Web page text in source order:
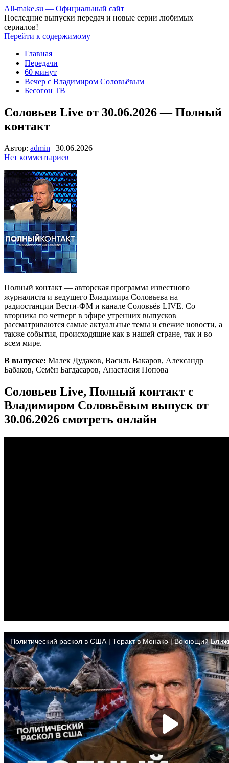
All-make.su — Официальный сайт
Последние выпуски передач и новые серии любимых
сериалов!
Перейти к содержимому
Главная
Передачи
60 минут
Вечер с Владимиром Соловьёвым
Бесогон ТВ
Соловьев Live от 30.06.2026 — Полный
контакт
Автор: admin | 30.06.2026
Нет комментариев
Полный контакт — авторская программа известного
журналиста и ведущего Владимира Соловьева на
радиостанции Вести-ФМ и канале Соловьёв LIVE. Со
вторника по четверг в эфире утренних выпусков
рассматриваются самые актуальные темы и свежие новости, а
также события, происходящие как в нашей стране, так и во
всем мире.
В выпуске: Малек Дудаков, Василь Вакаров, Александр
Бабаков, Семён Багдасаров, Анастасия Попова
Соловьев Live, Полный контакт с
Владимиром Соловьёвым выпуск от
30.06.2026 смотреть онлайн